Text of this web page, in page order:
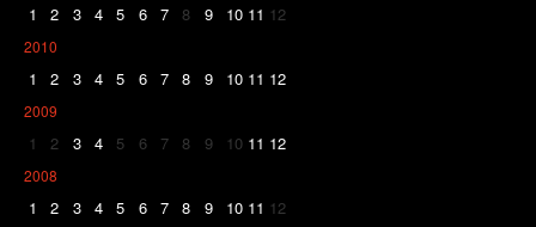
1 2 3 4 5 6 7 8 9 10 11 12
2010
1 2 3 4 5 6 7 8 9 10 11 12
2009
1 2 3 4 5 6 7 8 9 10 11 12
2008
1 2 3 4 5 6 7 8 9 10 11 12